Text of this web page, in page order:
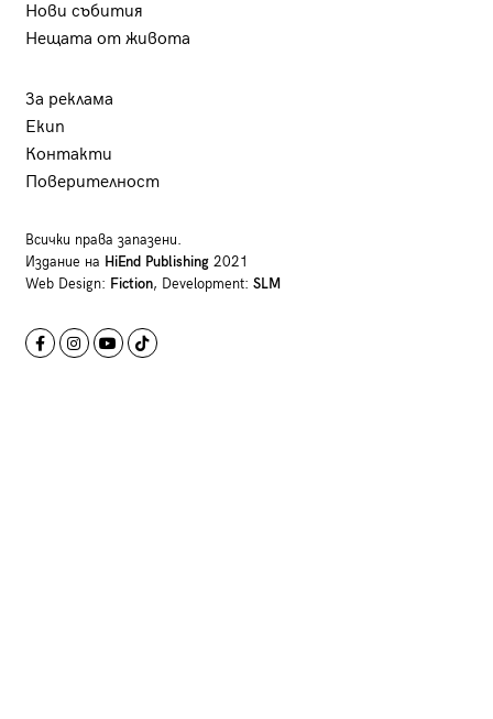
Нови събития
Нещата от живота
За реклама
Екип
Контакти
Поверителност
Всички права запазени.
Издание на HiEnd Publishing2021
Web Design: Fiction, Development: SLM